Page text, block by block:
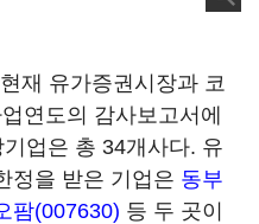
재 유가증권시장과 코
연도의 감사보고서에
업은 총 34개사다. 유
정을 받은 기업은 동부
팜(007630) 등 두 곳이